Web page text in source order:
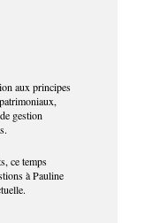
aux principes
gestion
ce temps
à Pauline